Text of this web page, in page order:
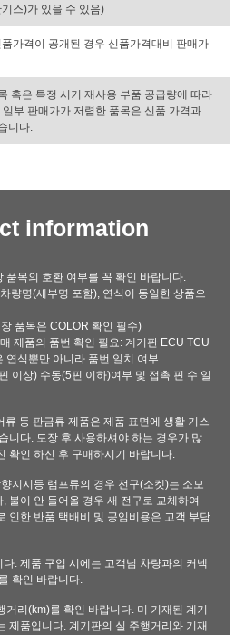
스)가 있을 수 있음)
가격이 공개된 경우 신품가격대비 판매가
혹은 특정 시기 재사용 부품 공급량에 따라
부 판매가가 저렴한 품목은 신품 가격과
니다.
information
품목의 호환 여부를 꼭 확인 바랍니다.
량명(세부명 포함), 연식이 동일한 상품으
품목은 COLOR 확인 필수)
제품의 품번 확인 필요: 계기판 ECU TCU
연식뿐만 아니라 품번 일치 여부
이상) 수동(5핀 이하)여부 및 접촉 핀 수 일
류 등 판금류 제품은 제품 표면에 생활 기스
니다. 도장 후 사용하셔야 하는 경우가 많
확인 하신 후 구매하시기 바랍니다.
지시등 램프류의 경우 전구(소켓)는 소모
불이 안 들어올 경우 새 전구로 교체하여
인한 반품 택배비 및 공임비용은 고객 부담
. 제품 구입 시에는 고객님 차량과의 커넥
확인 바랍니다.
리(km)를 확인 바랍니다. 미 기재된 계기
제품입니다. 계기판의 실 주행거리와 기재